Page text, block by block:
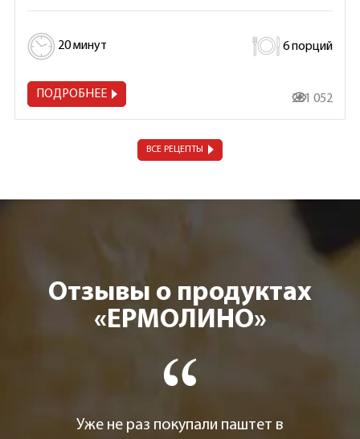
20 минут 6 порций
ПОДРОБНЕЕ 281 052
ВСЕ РЕЦЕПТЫ
Отзывы о продуктах
«ЕРМОЛИНО»
Уже не раз покупали паштет в